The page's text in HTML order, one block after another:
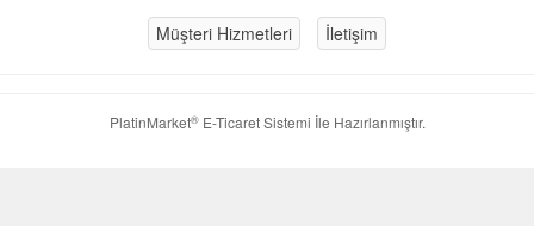
Müşteri Hizmetleri İletişim
PlatinMarket®E-Ticaret Sistemi İle Hazırlanmıştır.